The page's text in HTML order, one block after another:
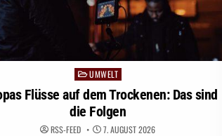
Posted
in
UMWELT
Flüsse auf dem Trockenen: Das sind
die Folgen
RSS-FEED 7. AUGUST 2026